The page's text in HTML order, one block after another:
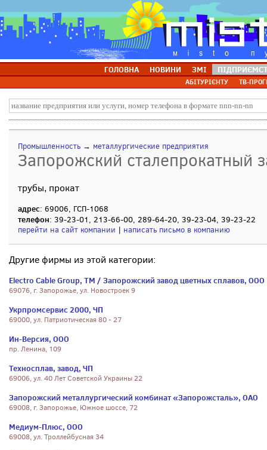
ГОЛОВНА НОВИНИ ЗМІ
АБІТУРІЄНТУ ТВ-
Промышленность → металлургические предприятия
Запорожский сталепрокатный
трубы, прокат
адрес: 69006, ГСП-1068
телефон: 39-23-01, 213-66-00, 289-64-20, 39-23-04, 39-23-22
перейти на сайт компании | написать письмо в компанию
Другие фирмы из этой категории:
Electro Cable Group, ТМ / Запорожский завод цветных сплавов, ООО
69076, г. Запорожье, ул. Новостроек 9
Укрпромсервис 2000, ЧП
69000, ул. Патриотическая 80 - 27
Ин-Версия, ООО
пр. Ленина, 109
Техносплав, завод, ЧП
69006, ул. 40 Лет Советской Украины 22
Запорожский металлургический комбинат «Запорожсталь», ОАО
69008, г. Запорожье, Южное шоссе, 72
Медиум-Плюс, ООО
69008, ул. Троллейбусная 34